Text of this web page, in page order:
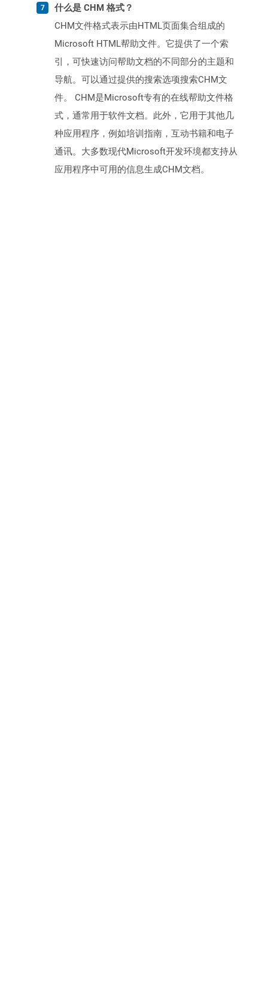
什么是 CHM 格式？
CHM文件格式表示由HTML页面集合组成的
Microsoft HTML帮助文件。它提供了一个索
引，可快速访问帮助文档的不同部分的主题和
导航。可以通过提供的搜索选项搜索CHM文
件。 CHM是Microsoft专有的在线帮助文​​件格
式，通常用于软件文档。此外，它用于其他几
种应用程序，例如培训指南，互动书籍和电子
通讯。大多数现代Microsoft开发环境都支持从
应用程序中可用的信息生成CHM文档。